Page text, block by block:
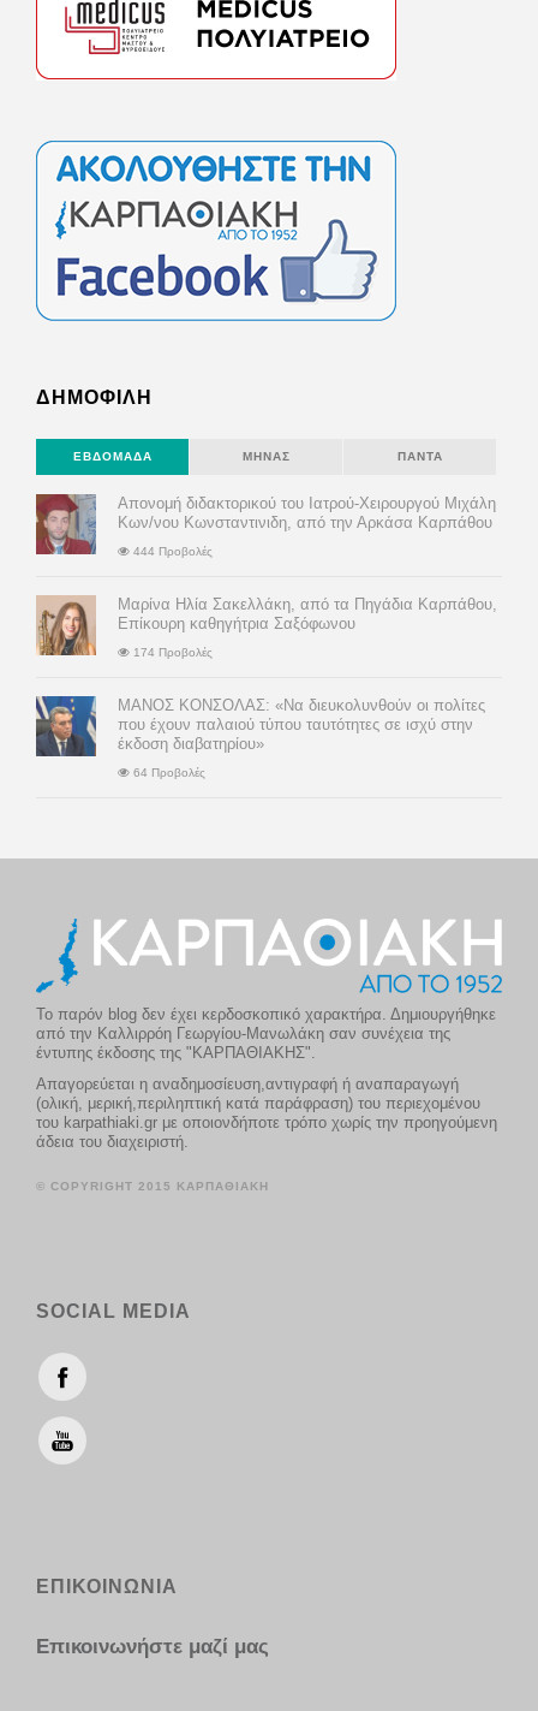
ΔΗΜΟΦΙΛΗ
ΕΒΔΟΜΆΔΑ ΜΉΝΑΣ ΠΆΝΤΑ
Απονομή διδακτορικού του Ιατρού-Χειρουργού Μιχάλη
Κων/νου Κωνσταντινιδη, από την Αρκάσα Καρπάθου
444 Προβολές
Μαρίνα Ηλία Σακελλάκη, από τα Πηγάδια Καρπάθου,
Επίκουρη καθηγήτρια Σαξόφωνου
174 Προβολές
ΜΑΝΟΣ ΚΟΝΣΟΛΑΣ: «Να διευκολυνθούν οι πολίτες
που έχουν παλαιού τύπου ταυτότητες σε ισχύ στην
έκδοση διαβατηρίου»
64 Προβολές
Το παρόν blog δεν έχει κερδοσκοπικό χαρακτήρα. Δημιουργήθηκε
από την Καλλιρρόη Γεωργίου-Μανωλάκη σαν συνέχεια της
έντυπης έκδοσης της "ΚΑΡΠΑΘΙΑΚΗΣ".
Απαγορεύεται η αναδημοσίευση,αντιγραφή ή αναπαραγωγή
(ολική, μερική,περιληπτική κατά παράφραση) του περιεχομένου
του karpathiaki.gr με οποιονδήποτε τρόπο χωρίς την προηγούμενη
άδεια του διαχειριστή.
© COPYRIGHT 2015 ΚΑΡΠΑΘΙΑΚΗ
SOCIAL MEDIA
ΕΠΙΚΟΙΝΩΝΙΑ
Επικοινωνήστε μαζί μας